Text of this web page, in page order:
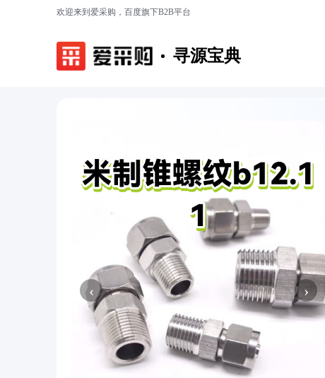
欢迎来到爱采购，百度旗下B2B平台
寻源宝典
‹ ›